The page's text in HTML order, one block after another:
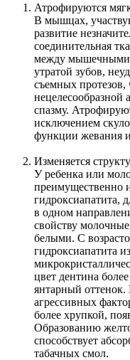
Атрофируются
В мышцах,
развитие
соединительная
между мышечными
утратой зубов,
съемных
спазму.
исключением
функции жевания
Изменяется
У ребенка или
преимущественно
гидроксиапатита,
в одном
свойству
белыми. С
гидроксиапатита
цвет дентина
янтарный
агрессивных
более хрупкой,
Образованию
способствует
табачных смол.